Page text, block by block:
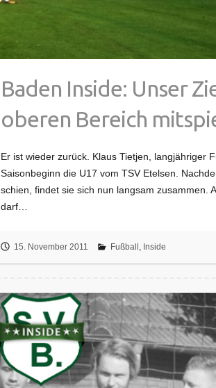
Baden Inside: Unser
oberen Bereich
Er ist wieder zurück. Klaus Tietjen, langjähriger
Saisonbeginn die U17 vom TSV Etelsen.
schien, findet sie sich nun langsam zusammen.
darf…
15. November 2011 Fußball , Inside